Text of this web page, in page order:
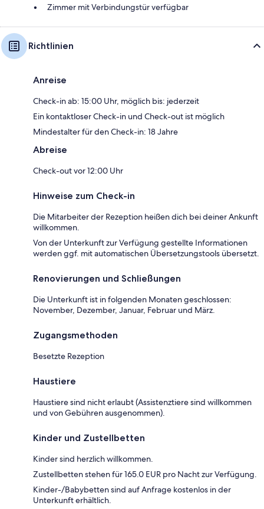
Zimmer mit Verbindungstür verfügbar
Richtlinien
Anreise
Check-in ab: 15:00 Uhr, möglich bis: jederzeit
Ein kontaktloser Check-in und Check-out ist möglich
Mindestalter für den Check-in: 18 Jahre
Abreise
Check-out vor 12:00 Uhr
Hinweise zum Check-in
Die Mitarbeiter der Rezeption heißen dich bei deiner Ankunft
willkommen.
Von der Unterkunft zur Verfügung gestellte Informationen
werden ggf. mit automatischen Übersetzungstools übersetzt.
Renovierungen und Schließungen
Die Unterkunft ist in folgenden Monaten geschlossen:
November, Dezember, Januar, Februar und März.
Zugangsmethoden
Besetzte Rezeption
Haustiere
Haustiere sind nicht erlaubt (Assistenztiere sind willkommen
und von Gebühren ausgenommen).
Kinder und Zustellbetten
Kinder sind herzlich willkommen.
Zustellbetten stehen für 165.0 EUR pro Nacht zur Verfügung.
Kinder-/Babybetten sind auf Anfrage kostenlos in der
Unterkunft erhältlich.